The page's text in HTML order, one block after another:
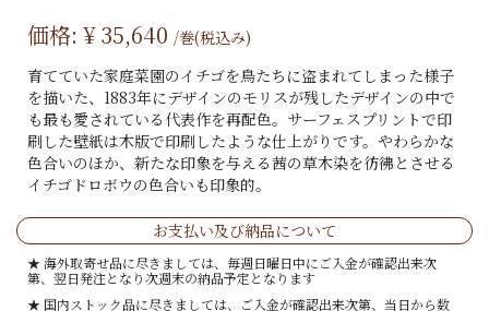
価格: ¥35,640 /巻(税込み)
育てていた家庭菜園のイチゴを鳥たちに盗まれてしまった様子
を描いた、1883年にデザインのモリスが残したデザインの中で
も最も愛されている代表作を再配色。サーフェスプリントで印
刷した壁紙は木版で印刷したような仕上がりです。やわらかな
色合いのほか、新たな印象を与える茜の草木染を彷彿とさせる
イチゴドロボウの色合いも印象的。
お支払い及び納品について
★ 海外取寄せ品に尽きましては、毎週日曜日中にご入金が確認出来次
第、翌日発注となり次週末の納品予定となります
★ 国内ストック品に尽きましては、ご入金が確認出来次第、当日から数